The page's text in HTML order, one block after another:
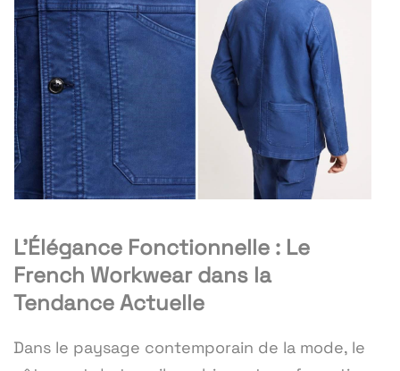
L'Élégance Fonctionnelle : Le
French Workwear dans la
Tendance Actuelle
Dans le paysage contemporain de la mode, le